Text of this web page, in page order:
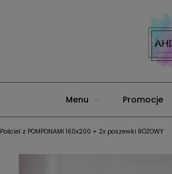
Menu Promocje
Pościel z POMPONAMI 160x200 + 2x poszewki RÓŻOWY